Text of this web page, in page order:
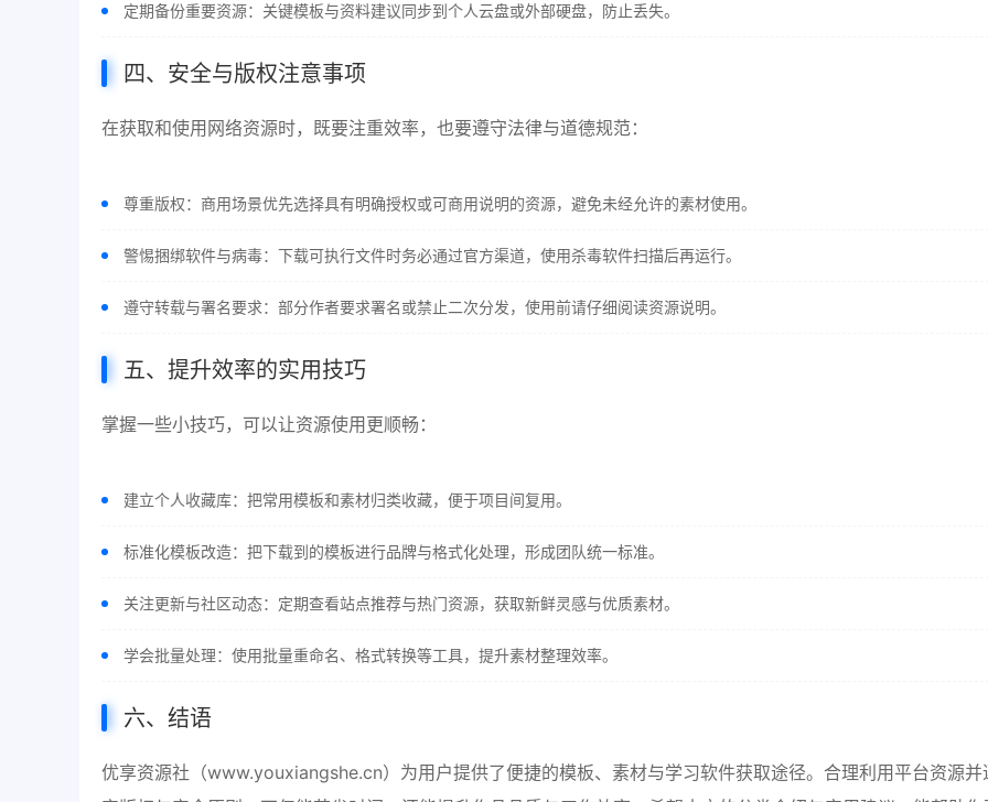
定期备份重要资源：关键模板与资料建议同步到个人云盘或外部硬盘，防止丢失。
四、安全与版权注意事项
在获取和使用网络资源时，既要注重效率，也要遵守法律与道德规范：
尊重版权：商用场景优先选择具有明确授权或可商用说明的资源，避免未经允许的素材使用。
警惕捆绑软件与病毒：下载可执行文件时务必通过官方渠道，使用杀毒软件扫描后再运行。
遵守转载与署名要求：部分作者要求署名或禁止二次分发，使用前请仔细阅读资源说明。
五、提升效率的实用技巧
掌握一些小技巧，可以让资源使用更顺畅：
建立个人收藏库：把常用模板和素材归类收藏，便于项目间复用。
标准化模板改造：把下载到的模板进行品牌与格式化处理，形成团队统一标准。
关注更新与社区动态：定期查看站点推荐与热门资源，获取新鲜灵感与优质素材。
学会批量处理：使用批量重命名、格式转换等工具，提升素材整理效率。
六、结语
优享资源社（www.youxiangshe.cn）为用户提供了便捷的模板、素材与学习软件获取途径。合理利用平台资源并